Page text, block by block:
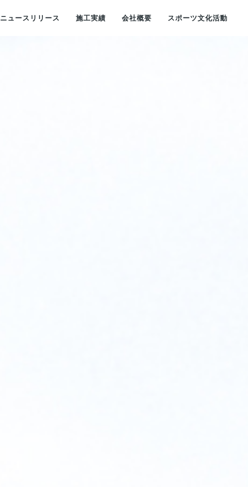
ニュースリリース 施工実績 会社概要 スポーツ文化活動